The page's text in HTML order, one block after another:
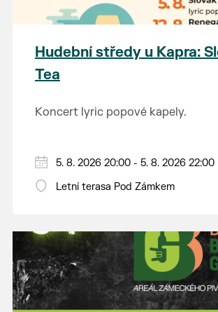
Hudební středy u Kapra:
Tea
Koncert lyric popové kapely.
5. 8. 2026 20:00 - 5. 8. 2026 22:00
Letní terasa Pod Zámkem